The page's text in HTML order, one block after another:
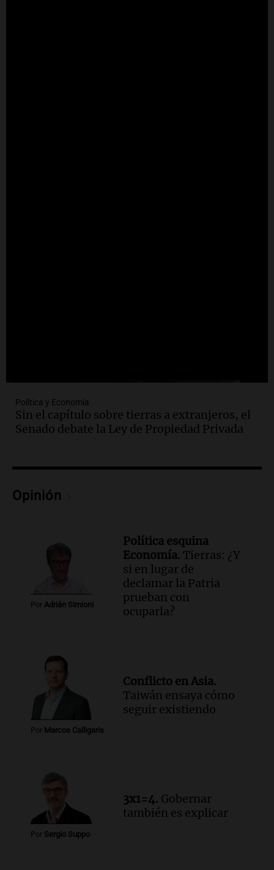
Política y Economía
Sin el capítulo sobre tierras a extranjeros, el
Senado debate la Ley de Propiedad Privada
Opinión
Por Adrián Simioni
Política esquina
Economía. Tierras: ¿Y
si en lugar de
declamar la Patria
prueban con
ocuparla?
Por Marcos Calligaris
Conflicto en Asia.
Taiwán ensaya cómo
seguir existiendo
Por Sergio Suppo
3x1=4. Gobernar
también es explicar